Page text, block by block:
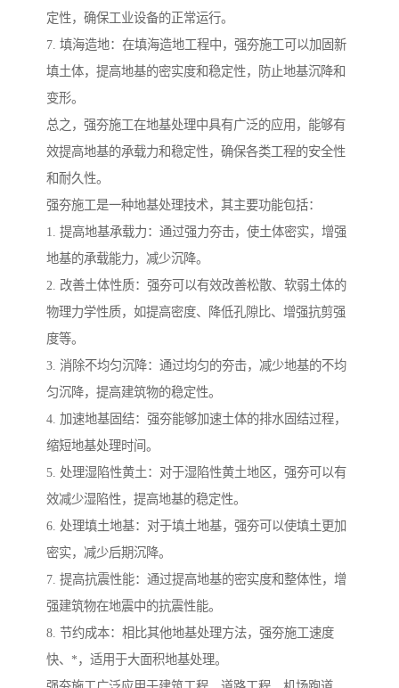
定性，确保工业设备的正常运行。
7. 填海造地：在填海造地工程中，强夯施工可以加固新
填土体，提高地基的密实度和稳定性，防止地基沉降和
变形。
总之，强夯施工在地基处理中具有广泛的应用，能够有
效提高地基的承载力和稳定性，确保各类工程的安全性
和耐久性。
强夯施工是一种地基处理技术，其主要功能包括：
1. 提高地基承载力：通过强力夯击，使土体密实，增强
地基的承载能力，减少沉降。
2. 改善土体性质：强夯可以有效改善松散、软弱土体的
物理力学性质，如提高密度、降低孔隙比、增强抗剪强
度等。
3. 消除不均匀沉降：通过均匀的夯击，减少地基的不均
匀沉降，提高建筑物的稳定性。
4. 加速地基固结：强夯能够加速土体的排水固结过程，
缩短地基处理时间。
5. 处理湿陷性黄土：对于湿陷性黄土地区，强夯可以有
效减少湿陷性，提高地基的稳定性。
6. 处理填土地基：对于填土地基，强夯可以使填土更加
密实，减少后期沉降。
7. 提高抗震性能：通过提高地基的密实度和整体性，增
强建筑物在地震中的抗震性能。
8. 节约成本：相比其他地基处理方法，强夯施工速度
快、*，适用于大面积地基处理。